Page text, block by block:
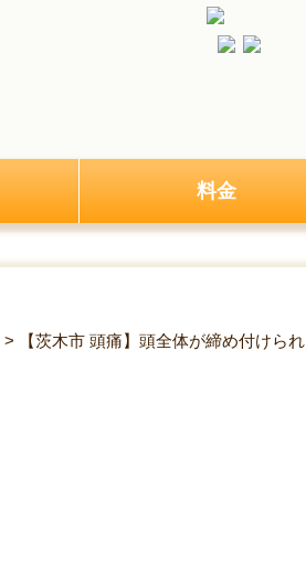
料金
>
【茨木市 頭痛】頭全体が締め付けら